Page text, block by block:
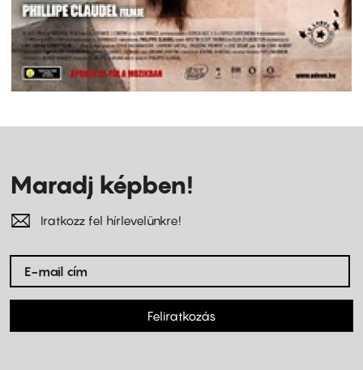
Maradj képben!
Iratkozz fel hírlevelünkre!
Feliratkozás